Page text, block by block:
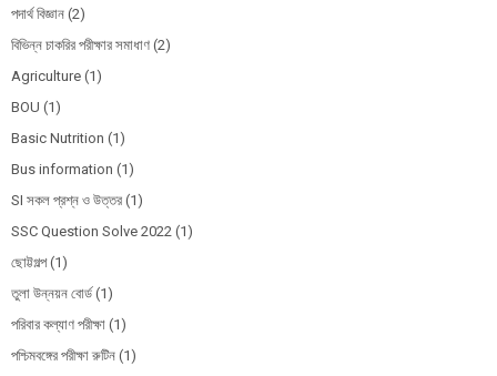
পদার্থ বিজ্ঞান (2)
বিভিন্ন চাকরির পরীক্ষার সমাধাণ (2)
Agriculture (1)
BOU (1)
Basic Nutrition (1)
Bus information (1)
SI সকল প্রশ্ন ও উত্তর (1)
SSC Question Solve 2022 (1)
ছোট্টগল্প (1)
তুলা উন্নয়ন বোর্ড (1)
পরিবার কল্যাণ পরীক্ষা (1)
পশ্চিমবঙ্গের পরীক্ষা রুটিন (1)